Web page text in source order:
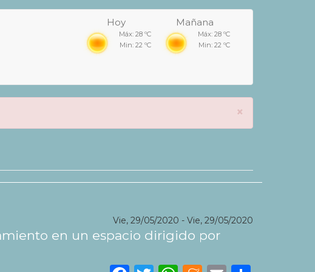
Hoy
Máx: 28 ºC
Min: 22 ºC
Mañana
Máx: 28 ºC
Min: 22 ºC
×
Vie, 29/05/2020 - Vie, 29/05/2020
en un espacio dirigido por